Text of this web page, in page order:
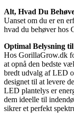
Alt, Hvad Du
Uanset om du er en
hvad du behøver hos
Optimal Belysning
Hos GorillaGrow.dk
at opnå den bedste
bredt udvalg af LED
designet til at levere
LED plantelys er
dem ideelle til
sikrer et perfekt